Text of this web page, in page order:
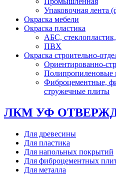
Упаковочная лента
Окраска мебели
Окраска пластика
АБС,
ПВХ
Окраска строительно-
Ориентированно-
Полипропиленовые
Фиброцементные,
стружечные плиты
ЛКМ УФ
Для древесины
Для пластика
Для напольных покрытий
Для фиброцементных
Для металла